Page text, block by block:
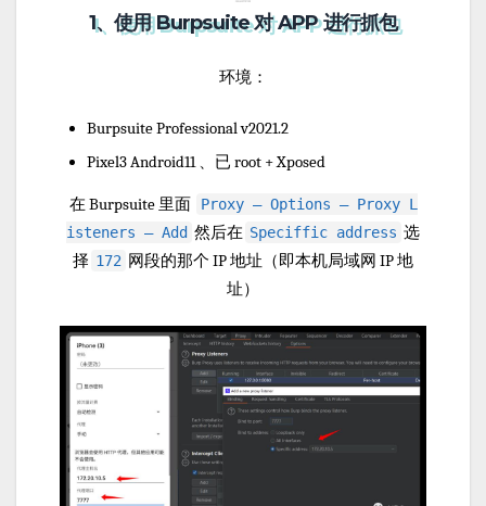
1、使用 Burpsuite 对 APP 进行抓包
环境：
Burpsuite Professional v2021.2
Pixel3 Android11 、已 root + Xposed
在 Burpsuite 里面
Proxy — Options — Proxy L
isteners — Add 然后在 Speciffic address 选
择 172 网段的那个 IP 地址（即本机局域网 IP 地
址）